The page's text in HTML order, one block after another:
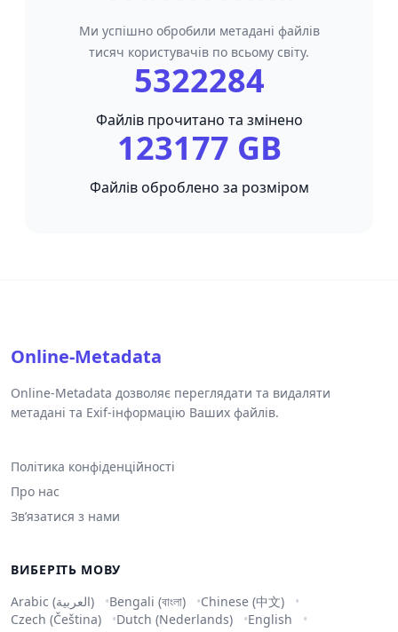
Ми успішно обробили метадані файлів
тисяч користувачів по всьому світу.
5322284
Файлів прочитано та змінено
123177 GB
Файлів оброблено за розміром
Online-Metadata
Online-Metadata дозволяє переглядати та видаляти
метадані та Exif-інформацію Ваших файлів.
Політика конфіденційності
Про нас
Зв’язатися з нами
ВИБЕРІТЬ МОВУ
Arabic (العربية)
Bengali (বাংলা)
Chinese (中文)
Czech (Čeština)
Dutch (Nederlands)
English